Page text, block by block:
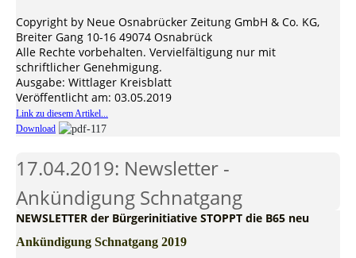
Copyright by Neue Osnabrücker Zeitung GmbH & Co. KG,
Breiter Gang 10-16 49074 Osnabrück
Alle Rechte vorbehalten. Vervielfältigung nur mit
schriftlicher Genehmigung.
Ausgabe: Wittlager Kreisblatt
Veröffentlicht am: 03.05.2019
Link zu diesem Artikel...
Download
17.04.2019: Newsletter -
Ankündigung Schnatgang
NEWSLETTER der Bürgerinitiative STOPPT die B65 neu
Ankündigung Schnatgang 2019